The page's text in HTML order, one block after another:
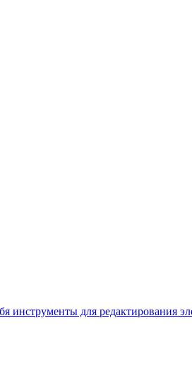
инструменты для редактирования